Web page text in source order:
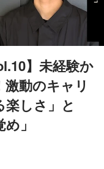
】未経験か
動のキャリ
しさ」と
」